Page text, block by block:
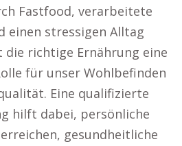
Fastfood, verarbeitete
einen stressigen Alltag
richtige Ernährung eine
für unser Wohlbefinden
Eine qualifizierte
hilft dabei, persönliche
gesundheitliche